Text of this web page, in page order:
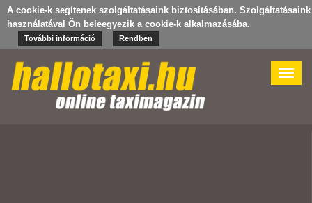
A cookie-k segítenek szolgáltatásaink biztosításában. Szolgáltatásaink
használatával Ön beleegyezik a cookie-k alkalmazásába.
További információ Rendben
Toggle